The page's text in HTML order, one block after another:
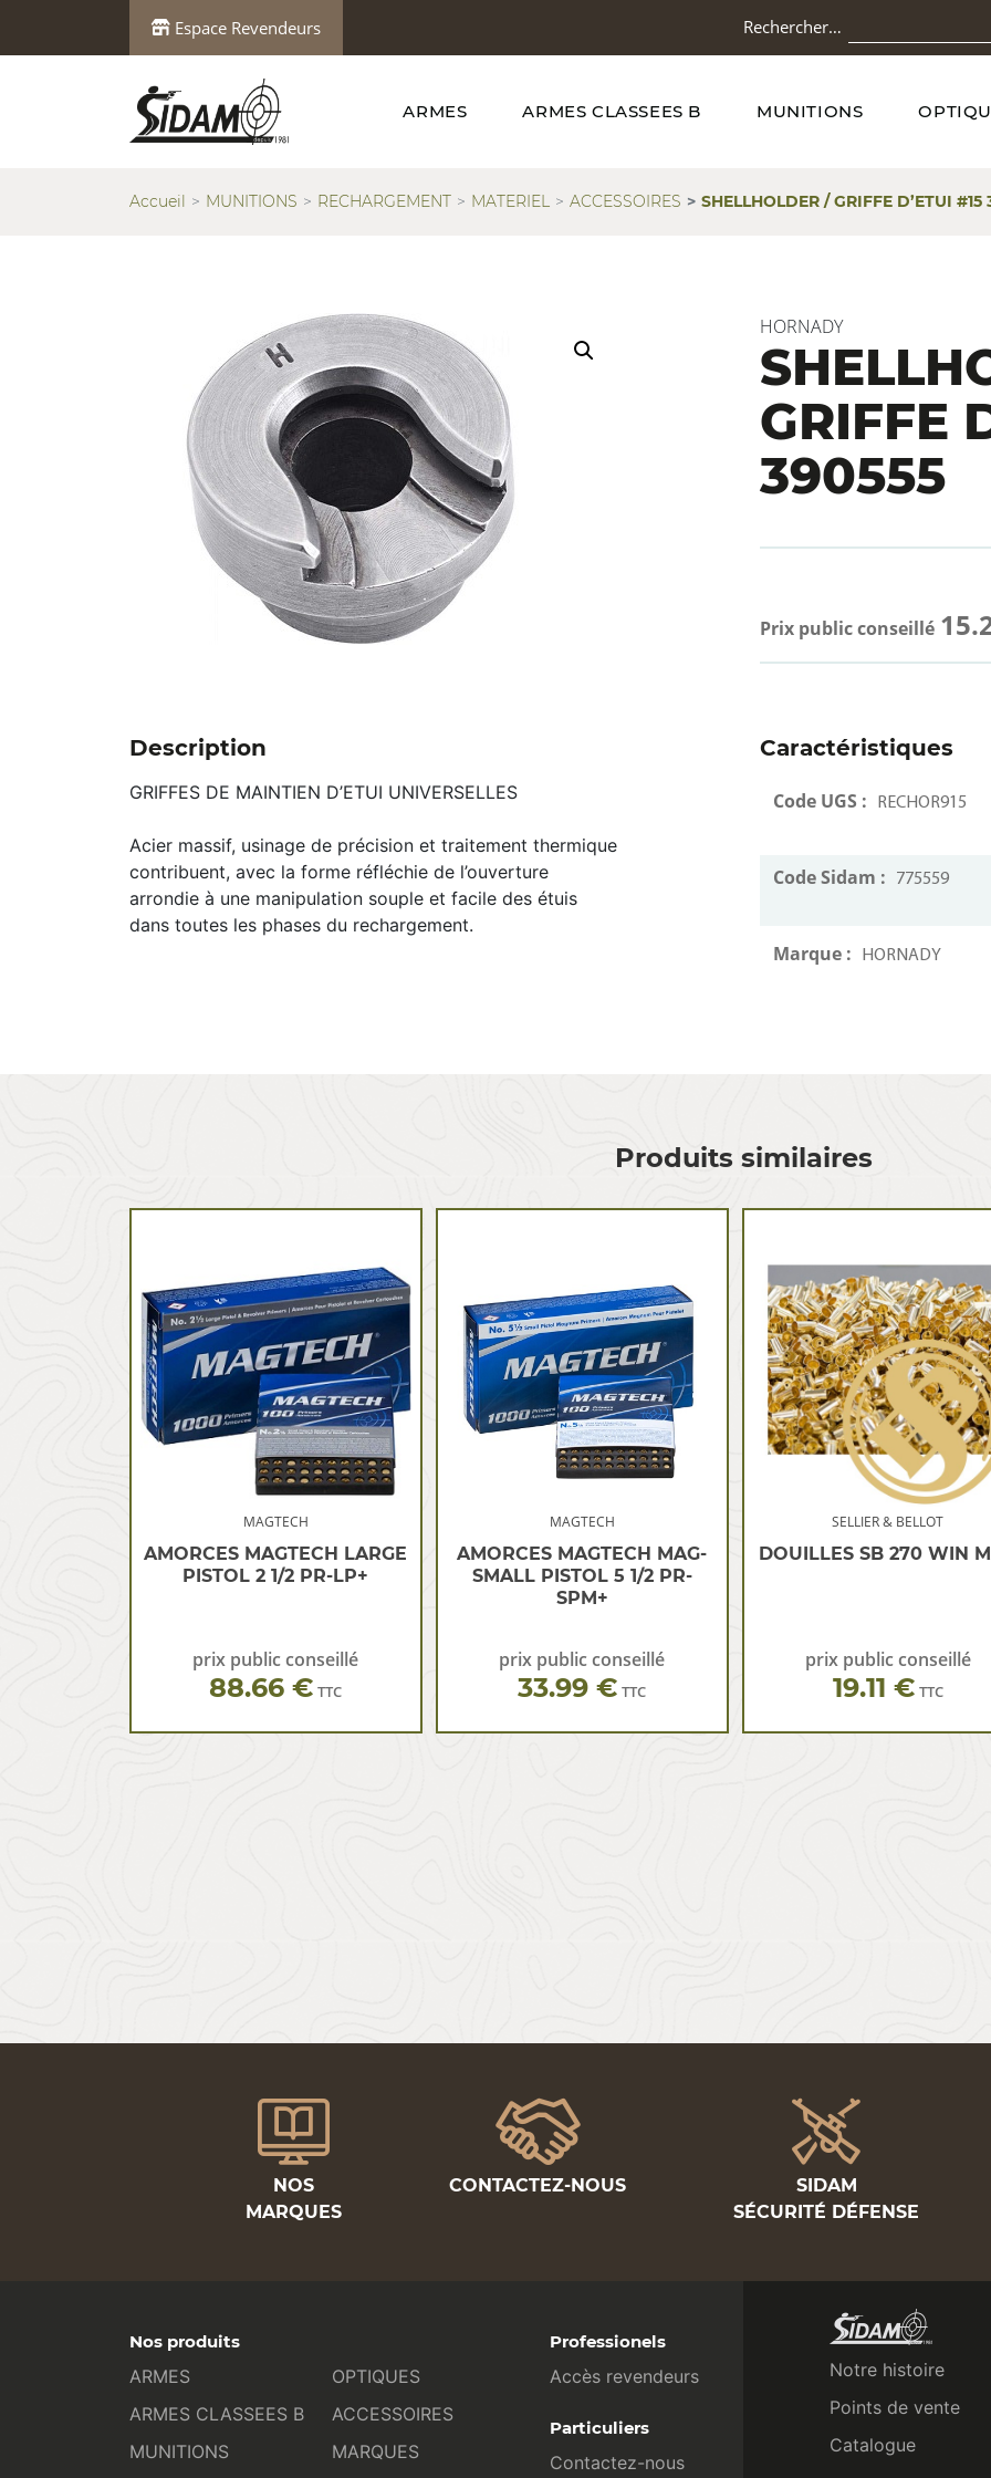
Espace Revendeurs Rechercher…
ARMES ARMES CLASSEES B MUNITIONS
Accueil MUNITIONS RECHARGEMENT MATERIEL ACCESSOIRES SHELLHOLDER / GRIFFE D’ETUI #15
HORNADY
GRIFFE
390555
Prix public conseillé
Description
GRIFFES DE MAINTIEN D’ETUI UNIVERSELLES
Acier massif, usinage de précision et traitement thermique
contribuent, avec la forme réfléchie de l’ouverture
arrondie à une manipulation souple et facile des étuis
dans toutes les phases du rechargement.
Caractéristiques
Code UGS : RECHOR915
Code Sidam : 775559
Marque : HORNADY
Produits similaires
MAGTECH
AMORCES MAGTECH LARGE
PISTOL 2 1/2 PR-LP+
prix public conseillé
88.66 € TTC
MAGTECH
AMORCES MAGTECH MAG-
SMALL PISTOL 5 1/2 PR-
SPM+
prix public conseillé
33.99 € TTC
SELLIER & BELLOT
DOUILLES SB 270 WIN
prix public conseillé
19.11 € TTC
NOS
MARQUES
CONTACTEZ-NOUS
SIDAM
SÉCURITÉ DÉFENSE
Nos produits
ARMES
ARMES CLASSEES B
MUNITIONS
OPTIQUES
ACCESSOIRES
MARQUES
Professionels
Accès revendeurs
Particuliers
Contactez-nous
Notre histoire
Points de vente
Catalogue